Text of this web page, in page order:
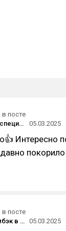
в посте
Как советская банка специй, алюминиевый конструктор и Неваляшка стали ювелирными украшениями
05.03.2025
Интересно
в посте
Visa и Mastercard: камбэк в Россию. Надежды, реальность и альтернативы. 05.03.2025